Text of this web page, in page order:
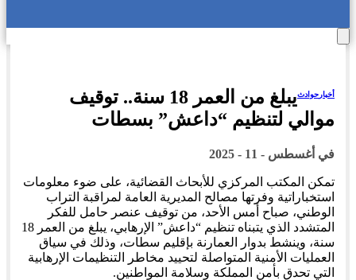
أخبار حوادث
يبلغ من العمر 18 سنة.. توقيف
موالي لتنظيم “داعش” بسطات
في أغسطس - 11 - 2025
تمكن المكتب المركزي للأبحاث القضائية، على ضوء معلومات
استخباراتية وفرتها مصالح المديرية العامة لمراقبة التراب
الوطني، صباح أمس الأحد، من توقيف عنصر حامل للفكر
المتشدد الذي يتبناه تنظيم “داعش” الإرهابي، يبلغ من العمر 18
سنة، وينشط بدوار العمارنة بإقليم سطات، وذلك في سياق
العمليات الأمنية المتواصلة لتحييد مخاطر التنظيمات الإرهابية
التي تحدق بأمن المملكة وسلامة المواطنين.